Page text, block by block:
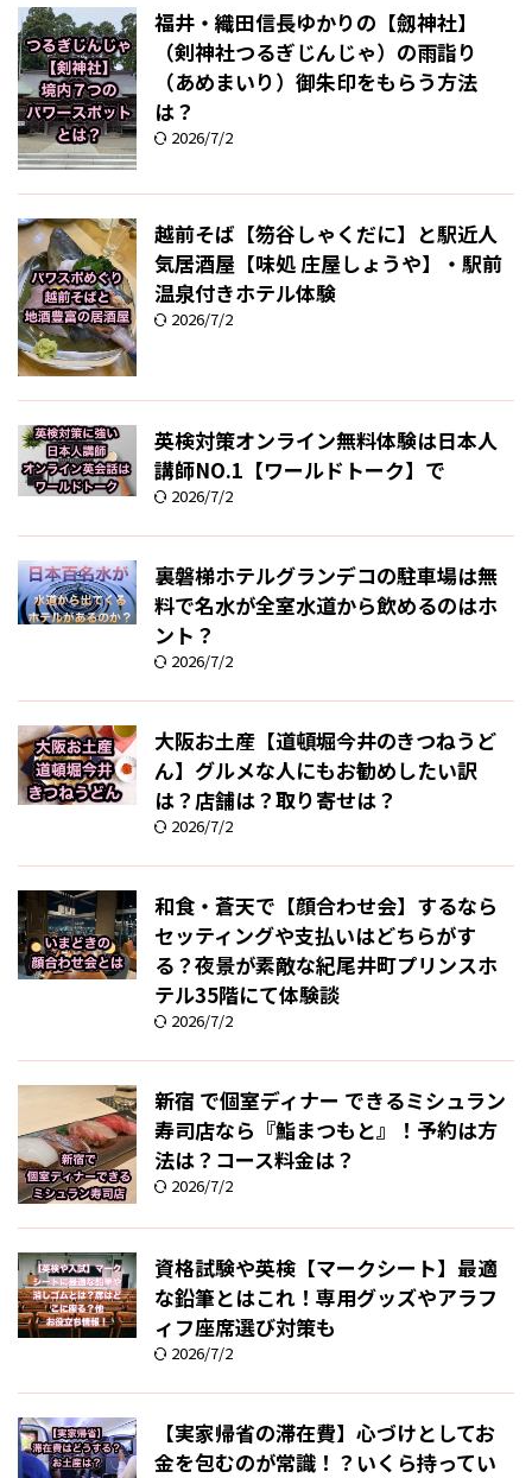
福井・織田信長ゆかりの【劔神社】
（剣神社つるぎじんじゃ）の雨詣り
（あめまいり）御朱印をもらう方法
は？
2026/7/2
越前そば【笏谷しゃくだに】と駅近人
気居酒屋【味処 庄屋しょうや】・駅前
温泉付きホテル体験
2026/7/2
英検対策オンライン無料体験は日本人
講師NO.1【ワールドトーク】で
2026/7/2
裏磐梯ホテルグランデコの駐車場は無
料で名水が全室水道から飲めるのはホ
ント？
2026/7/2
大阪お土産【道頓堀今井のきつねうど
ん】グルメな人にもお勧めしたい訳
は？店舗は？取り寄せは？
2026/7/2
和食・蒼天で【顔合わせ会】するなら
セッティングや支払いはどちらがす
る？夜景が素敵な紀尾井町プリンスホ
テル35階にて体験談
2026/7/2
新宿 で個室ディナー できるミシュラン
寿司店なら『鮨まつもと』！予約は方
法は？コース料金は？
2026/7/2
資格試験や英検【マークシート】最適
な鉛筆とはこれ！専用グッズやアラフ
ィフ座席選び対策も
2026/7/2
【実家帰省の滞在費】心づけとしてお
金を包むのが常識！？いくら持ってい